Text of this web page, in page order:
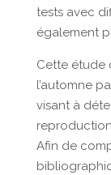
tests avec
également
Cette étude
l’automne
visant à
Afin de